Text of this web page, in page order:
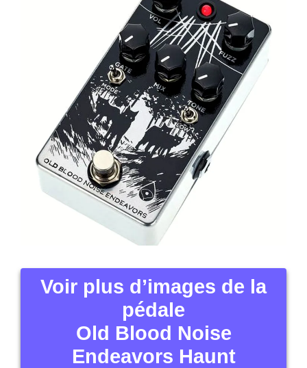
Voir plus d’images de la
pédale
Old Blood Noise
Endeavors Haunt